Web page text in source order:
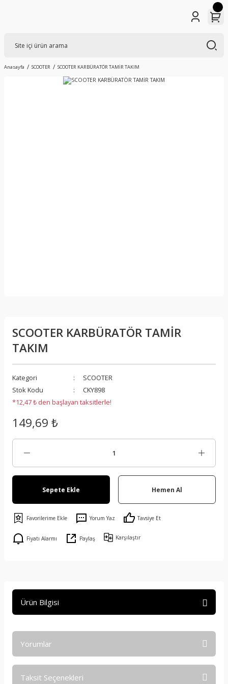
Anasayfa SCOOTER SCOOTER KARBÜRATÖR TAMİR TAKIM
SCOOTER KARBÜRATÖR TAMİR
TAKIM
Kategori
SCOOTER
Stok Kodu
CKY898
*12,47 ₺ den başlayan taksitlerle!
149,69 ₺
Sepete Ekle Hemen Al
Yorum Yaz Tavsiye Et
Fiyatı Alarmı Paylaş Karşılaştır
Ürün Bilgisi
Yorumlar
Taksit Seçenekleri